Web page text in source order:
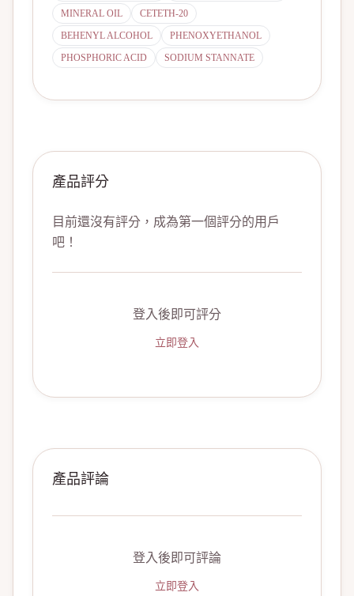
MINERAL OIL
CETETH-20
BEHENYL ALCOHOL
PHENOXYETHANOL
PHOSPHORIC ACID
SODIUM STANNATE
產品評分
目前還沒有評分，成為第一個評分的用戶
吧！
登入後即可評分
立即登入
產品評論
登入後即可評論
立即登入